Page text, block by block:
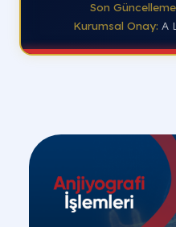
Son
Kurumsal Onay: A